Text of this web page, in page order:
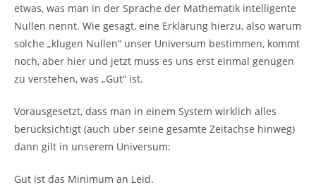
etwas, was man in der Sprache der Mathematik intelligente
Nullen nennt. Wie gesagt, eine Erklärung hierzu, also warum
solche „klugen Nullen“ unser Universum bestimmen, kommt
noch, aber hier und jetzt muss es uns erst einmal genügen
zu verstehen, was „Gut“ ist.
Vorausgesetzt, dass man in einem System wirklich alles
berücksichtigt (auch über seine gesamte Zeitachse hinweg)
dann gilt in unserem Universum:
Gut ist das Minimum an Leid.